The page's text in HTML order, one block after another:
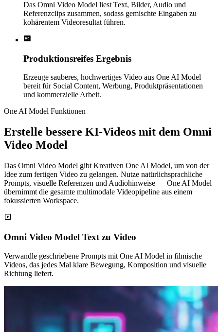
Das Omni Video Model liest Text, Bilder, Audio und
Referenzclips zusammen, sodass gemischte Eingaben zu
kohärentem Videoresultat führen.
Produktionsreifes Ergebnis
Erzeuge sauberes, hochwertiges Video aus One AI Model —
bereit für Social Content, Werbung, Produktpräsentationen
und kommerzielle Arbeit.
One AI Model Funktionen
Erstelle bessere KI-Videos mit dem Omni
Video Model
Das Omni Video Model gibt Kreativen One AI Model, um von der
Idee zum fertigen Video zu gelangen. Nutze natürlichsprachliche
Prompts, visuelle Referenzen und Audiohinweise — One AI Model
übernimmt die gesamte multimodale Videopipeline aus einem
fokussierten Workspace.
Omni Video Model Text zu Video
Verwandle geschriebene Prompts mit One AI Model in filmische
Videos, das jedes Mal klare Bewegung, Komposition und visuelle
Richtung liefert.